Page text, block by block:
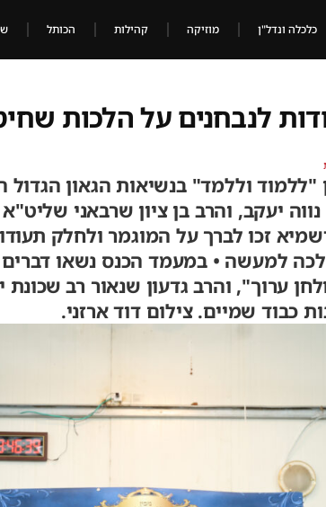
כלכלה ונדל"ן מוזיקה קהילות הכותל
לנבחנים על הלכות
וללמד" בנשיאות הגאון
יעקב, והרב בן ציון שרבאני
זכו לברך על המוגמר ולחלק
למעשה • במעמד הכנס נשאו דברים
ערוך", והרב גדעון שנאור רב שכונת
כבוד שמיים. צילום דוד ארזני.